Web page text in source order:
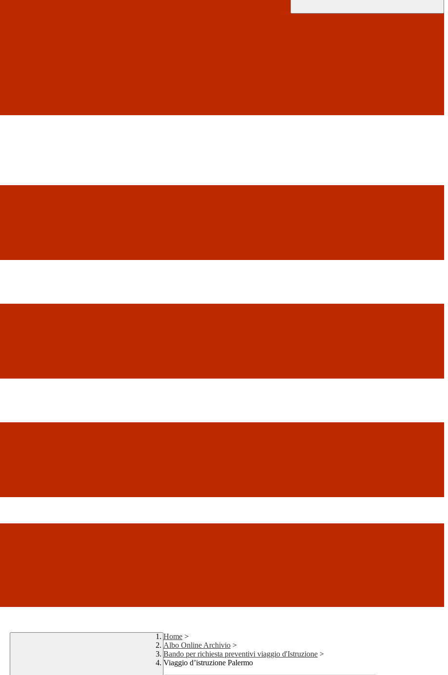
Home >
Albo Online Archivio >
Bando per richiesta preventivi viaggio d'Istruzione >
Viaggio d’istruzione Palermo